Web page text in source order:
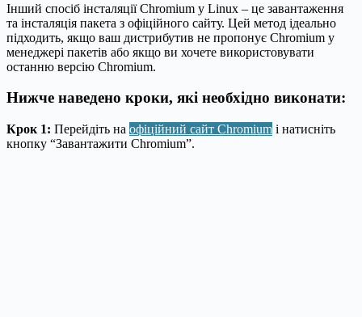
Інший спосіб інсталяції Chromium у Linux – це завантаження
та інсталяція пакета з офіційного сайту. Цей метод ідеально
підходить, якщо ваш дистрибутив не пропонує Chromium у
менеджері пакетів або якщо ви хочете використовувати
останню версію Chromium.
Нижче наведено кроки, які необхідно виконати:
Крок 1: Перейдіть на офіційний сайт Chromium і натисніть
кнопку “Завантажити Chromium”.